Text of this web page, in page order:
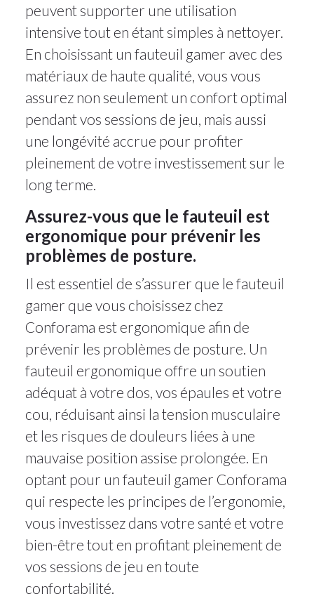
peuvent supporter une utilisation
intensive tout en étant simples à nettoyer.
En choisissant un fauteuil gamer avec des
matériaux de haute qualité, vous vous
assurez non seulement un confort optimal
pendant vos sessions de jeu, mais aussi
une longévité accrue pour profiter
pleinement de votre investissement sur le
long terme.
Assurez-vous que le fauteuil est
ergonomique pour prévenir les
problèmes de posture.
Il est essentiel de s’assurer que le fauteuil
gamer que vous choisissez chez
Conforama est ergonomique afin de
prévenir les problèmes de posture. Un
fauteuil ergonomique offre un soutien
adéquat à votre dos, vos épaules et votre
cou, réduisant ainsi la tension musculaire
et les risques de douleurs liées à une
mauvaise position assise prolongée. En
optant pour un fauteuil gamer Conforama
qui respecte les principes de l’ergonomie,
vous investissez dans votre santé et votre
bien-être tout en profitant pleinement de
vos sessions de jeu en toute
confortabilité.